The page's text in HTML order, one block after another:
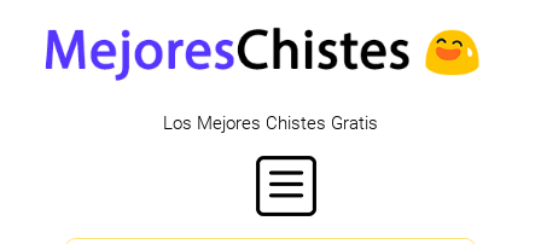
Los Mejores Chistes Gratis